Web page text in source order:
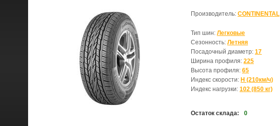
Производитель: CONTINENTAL
Тип шин: Легковые
Сезонность: Летняя
Посадочный диаметр: 17
Ширина профиля: 225
Высота профиля: 65
Индекс скорости: H (210км/ч)
Индекс нагрузки: 102 (850 кг)
Остаток склада: 0